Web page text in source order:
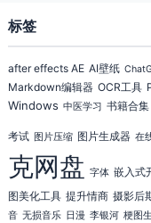
标签
after effects AE AI壁纸
Markdown编辑器 OCR工具
Windows 中医学习 书籍合集
考试 图片压缩 图片生成器 在
克网盘 字体 嵌入式
图美化工具 提升情商 摄影后
音 无损音乐 日漫 李银河 梗图